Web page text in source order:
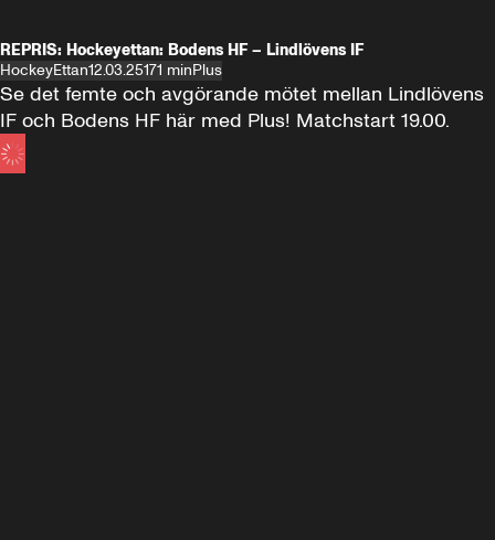
REPRIS: Hockeyettan: Bodens HF – Lindlövens IF
HockeyEttan12.03.25171 minPlus
Se det femte och avgörande mötet mellan Lindlövens
IF och Bodens HF här med Plus! Matchstart 19.00.